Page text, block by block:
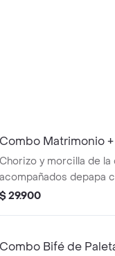
Combo Matrimonio
Chorizo y morcilla de la
acompañados depapa
locos. + Quatro 400ml.
$ 29.900
Combo Bifé de